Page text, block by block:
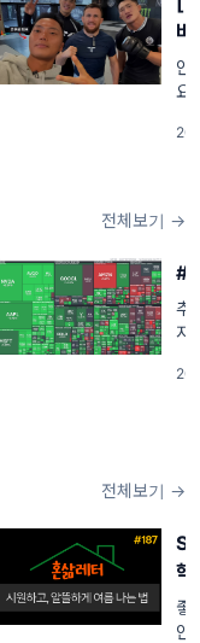
안
요
해
전
전체보기 →
추
지]
용
전체보기 →
학
좋
안